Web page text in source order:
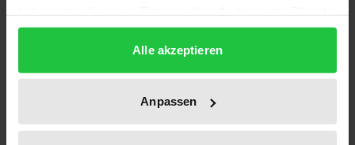
gesammelt haben.
Alle akzeptieren
Anpassen
Europäische Kommission und das Europäische
Parlament haben deshalb im Arbeitszusammenhang
der SWP das Conflict Prevention Network
begründet, dem Experten aus der politischen Praxis
sowie aus dem wissenschaftlichen Bereich